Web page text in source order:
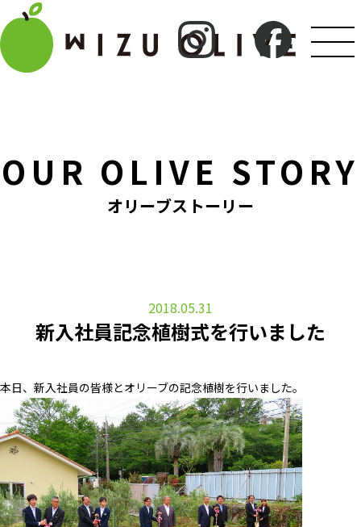
OUR OLIVE STORY
オリーブストーリー
2018.05.31
新入社員記念植樹式を行いました
本日、新入社員の皆様とオリーブの記念植樹を行いました。